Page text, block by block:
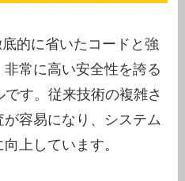
的に省いたコードと強
常に高い安全性を誇る
す。従来技術の複雑さ
容易になり、システム
上しています。